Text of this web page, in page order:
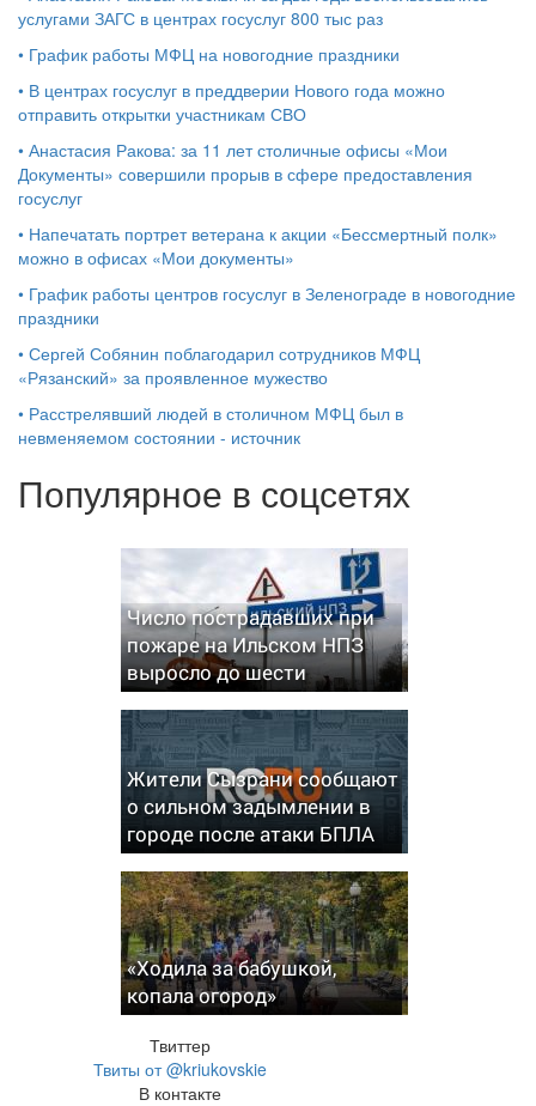
услугами ЗАГС в центрах госуслуг 800 тыс раз
• График работы МФЦ на новогодние праздники
• В центрах госуслуг в преддверии Нового года можно
отправить открытки участникам СВО
• Анастасия Ракова: за 11 лет столичные офисы «Мои
Документы» совершили прорыв в сфере предоставления
госуслуг
• Напечатать портрет ветерана к акции «Бессмертный полк»
можно в офисах «Мои документы»
• График работы центров госуслуг в Зеленограде в новогодние
праздники
• Сергей Собянин поблагодарил сотрудников МФЦ
«Рязанский» за проявленное мужество
• Расстрелявший людей в столичном МФЦ был в
невменяемом состоянии - источник
Популярное в соцсетях
Число пострадавших при
пожаре на Ильском НПЗ
выросло до шести
Жители Сызрани сообщают
о сильном задымлении в
городе после атаки БПЛА
«Ходила за бабушкой,
копала огород»
Твиттер
Твиты от @kriukovskie
В контакте